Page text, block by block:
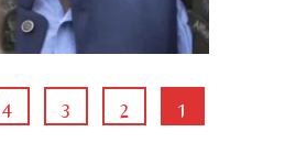
1
2
3
4